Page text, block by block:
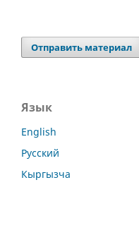
Отправить материал
Язык
English
Русский
Кыргызча